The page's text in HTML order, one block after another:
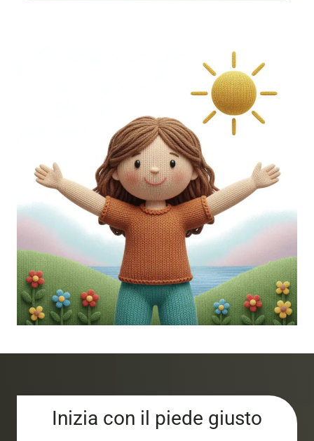
Inizia con il piede giusto